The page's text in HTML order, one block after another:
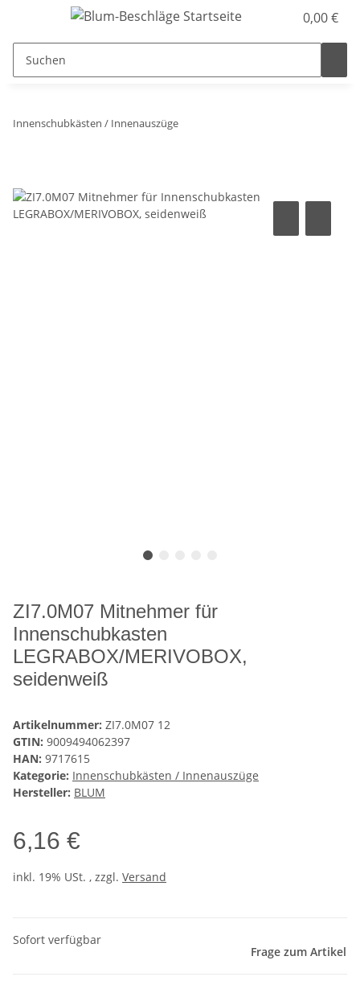
0,00 €
Innenschubkästen / Innenauszüge
ZI7.0M07 Mitnehmer für
Innenschubkasten
LEGRABOX/MERIVOBOX,
seidenweiß
Artikelnummer: ZI7.0M07 12
GTIN: 9009494062397
HAN: 9717615
Kategorie: Innenschubkästen / Innenauszüge
Hersteller: BLUM
6,16 €
inkl. 19% USt. , zzgl. Versand
Sofort verfügbar
Frage zum Artikel